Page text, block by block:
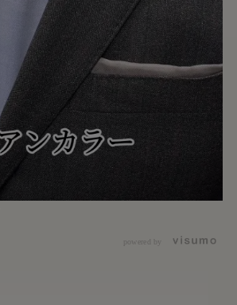
powered by